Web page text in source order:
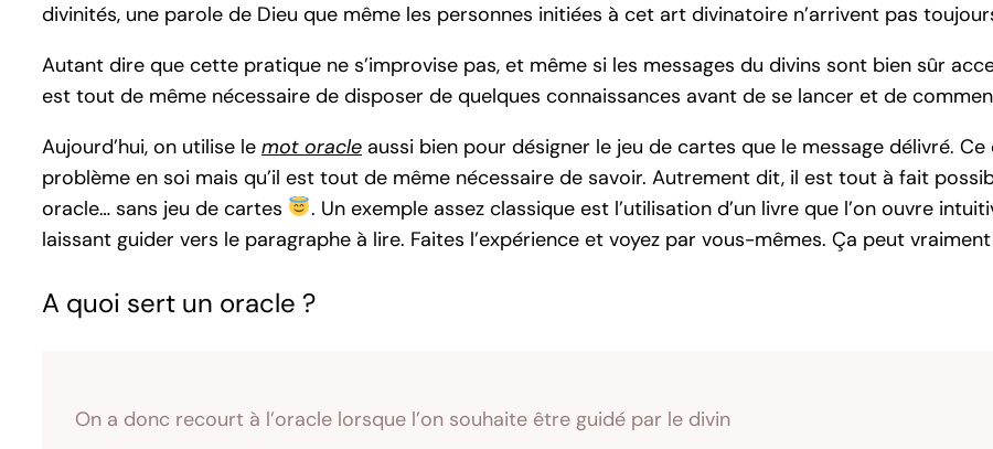
divinités, une parole de Dieu que même les personnes initiées à cet art divinatoire n’arrivent pas
Autant dire que cette pratique ne s’improvise pas, et même si les messages du divins sont bien sûr
est tout de même nécessaire de disposer de quelques connaissances avant de se lancer et de
Aujourd’hui, on utilise le mot oracle aussi bien pour désigner le jeu de cartes que le message délivré. Ce
problème en soi mais qu’il est tout de même nécessaire de savoir. Autrement dit, il est tout à fait
oracle… sans jeu de cartes
. Un exemple assez classique est l’utilisation d’un livre que l’on ouvre
laissant guider vers le paragraphe à lire. Faites l’expérience et voyez par vous-mêmes. Ça peut
A quoi sert un oracle ?
On a donc recourt à l’oracle lorsque l’on souhaite être guidé par le divin